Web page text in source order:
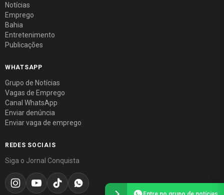
Notícias
Emprego
Bahia
Entretenimento
Publicações
WHATSAPP
Grupo de Notícias
Vagas de Emprego
Canal WhatsApp
Enviar denúncia
Enviar vaga de emprego
REDES SOCIAIS
Siga o Jornal Conquista